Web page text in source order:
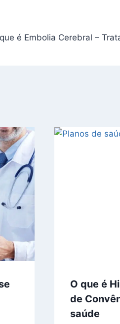
é Embolia Cerebral –
O que é
de
saúde